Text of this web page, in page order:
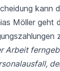
kann
Möller geht
Arbeit